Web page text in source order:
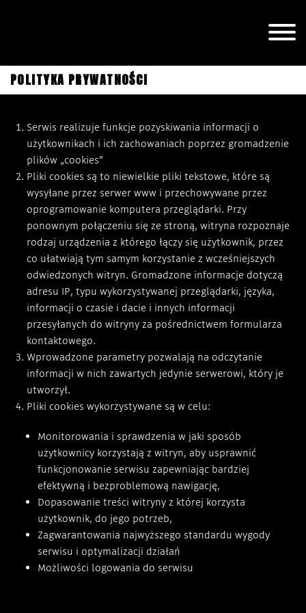
POLITYKA PRYWATNOŚCI
Serwis realizuje funkcje pozyskiwania informacji o
użytkownikach i ich zachowaniach poprzez gromadzenie
plików „cookies”
Pliki cookies są to niewielkie pliki tekstowe, które są
wysyłane przez serwer www i przechowywane przez
oprogramowanie komputera przeglądarki. Przy
ponownym połączeniu się ze stroną, witryna rozpoznaje
rodzaj urządzenia z którego łączy się użytkownik, przez
co ułatwiają tym samym korzystanie z wcześniejszych
odwiedzonych witryn. Gromadzone informacje dotyczą
adresu IP, typu wykorzystywanej przeglądarki, języka,
informacji o czasie i dacie i innych informacji
przesyłanych do witryny za pośrednictwem formularza
kontaktowego.
Wprowadzone parametry pozwalają na odczytanie
informacji w nich zawartych jedynie serwerowi, który je
utworzył.
Pliki cookies wykorzystywane są w celu:
Monitorowania i sprawdzenia w jaki sposób
użytkownicy korzystają z witryn, aby usprawnić
funkcjonowanie serwisu zapewniając bardziej
efektywną i bezproblemową nawigację,
Dopasowanie treści witryny z której korzysta
użytkownik, do jego potrzeb,
Zagwarantowania najwyższego standardu wygody
serwisu i optymalizacji działań
Możliwości logowania do serwisu